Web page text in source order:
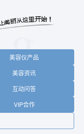
美容仪产品
美容资讯
互动问答
VIP合作